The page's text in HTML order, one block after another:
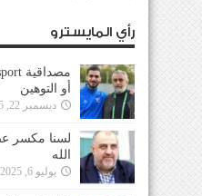
رأي المايسترو
أو التوهين
ديسمبر 22, 2025
لسنا مكسر
الله
يوليو 6, 2025